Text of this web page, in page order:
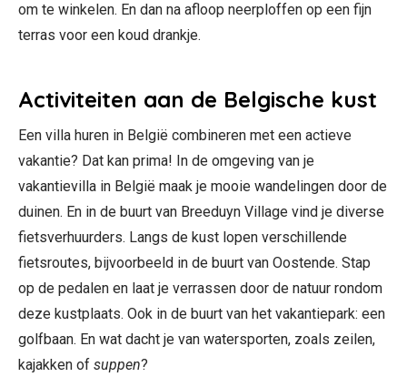
om te winkelen. En dan na afloop neerploffen op een fijn
terras voor een koud drankje.
Activiteiten aan de Belgische kust
Een villa huren in België combineren met een actieve
vakantie? Dat kan prima! In de omgeving van je
vakantievilla in België maak je mooie wandelingen door de
duinen. En in de buurt van Breeduyn Village vind je diverse
fietsverhuurders. Langs de kust lopen verschillende
fietsroutes, bijvoorbeeld in de buurt van Oostende. Stap
op de pedalen en laat je verrassen door de natuur rondom
deze kustplaats. Ook in de buurt van het vakantiepark: een
golfbaan. En wat dacht je van watersporten, zoals zeilen,
kajakken of suppen?